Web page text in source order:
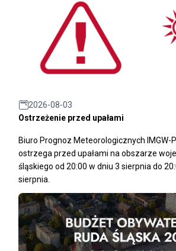
2026-08-03
Ostrzeżenie przed upałami
Biuro Prognoz Meteorologicznych IMGW-
ostrzega przed upałami na obszarze
śląskiego od 20:00 w dniu 3 sierpnia do
sierpnia.